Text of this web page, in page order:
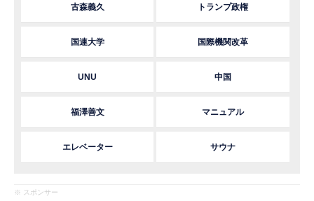
古森義久 トランプ政権
国連大学 国際機関改革
UNU 中国
福澤善文 マニュアル
エレベーター サウナ
※ スポンサー